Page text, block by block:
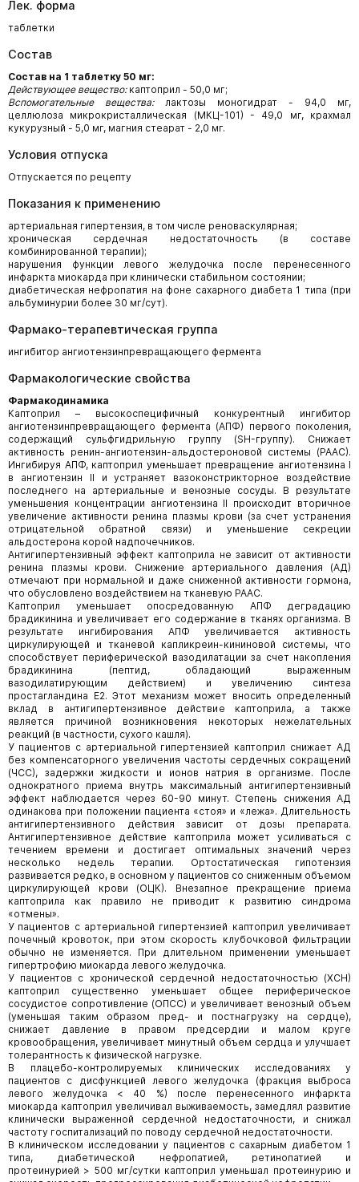
Лек. форма
таблетки
Состав
Состав на 1 таблетку 50 мг:
Действующее вещество:каптоприл - 50,0 мг;
Вспомогательные вещества:лактозы моногидрат - 94,0 мг,
целлюлоза микрокристаллическая (МКЦ-101) - 49,0 мг, крахмал
кукурузный - 5,0 мг, магния стеарат - 2,0 мг.
Условия отпуска
Отпускается по рецепту
Показания к применению
артериальная гипертензия, в том числе реноваскулярная;
хроническая сердечная недостаточность (в составе
комбинированной терапии);
нарушения функции левого желудочка после перенесенного
инфаркта миокарда при клинически стабильном состоянии;
диабетическая нефропатия на фоне сахарного диабета 1 типа (при
альбуминурии более 30 мг/сут).
Фармако-терапевтическая группа
ингибитор ангиотензинпревращающего фермента
Фармакологические свойства
Фармакодинамика
Каптоприл – высокоспецифичный конкурентный ингибитор
ангиотензинпревращающего фермента (АПФ) первого поколения,
содержащий сульфгидрильную группу (SH-группу). Снижает
активность ренин-ангиотензин-альдостероновой системы (РААС).
Ингибируя АПФ, каптоприл уменьшает превращение ангиотензина I
в ангиотензин II и устраняет вазоконстрикторное воздействие
последнего на артериальные и венозные сосуды. В результате
уменьшения концентрации ангиотензина II происходит вторичное
увеличение активности ренина плазмы крови (за счет устранения
отрицательной обратной связи) и уменьшение секреции
альдостерона корой надпочечников.
Антигипертензивный эффект каптоприла не зависит от активности
ренина плазмы крови. Снижение артериального давления (АД)
отмечают при нормальной и даже сниженной активности гормона,
что обусловлено воздействием на тканевую РААС.
Каптоприл уменьшает опосредованную АПФ деградацию
брадикинина и увеличивает его содержание в тканях организма. В
результате ингибирования АПФ увеличивается активность
циркулирующей и тканевой капликреин-кининовой системы, что
способствует периферической вазодилатации за счет накопления
брадикинина (пептид, обладающий выраженным
вазодилатирующим действием) и увеличению синтеза
простагландина Е2. Этот механизм может вносить определенный
вклад в антигипертензивное действие каптоприла, а также
является причиной возникновения некоторых нежелательных
реакций (в частности, сухого кашля).
У пациентов с артериальной гипертензией каптоприл снижает АД
без компенсаторного увеличения частоты сердечных сокращений
(ЧСС), задержки жидкости и ионов натрия в организме. После
однократного приема внутрь максимальный антигипертензивный
эффект наблюдается через 60-90 минут. Степень снижения АД
одинакова при положении пациента «стоя» и «лежа». Длительность
антигипертензивного действия зависит от дозы препарата.
Антигипертензивное действие каптоприла может усиливаться с
течением времени и достигает оптимальных значений через
несколько недель терапии. Ортостатическая гипотензия
развивается редко, в основном у пациентов со сниженным объемом
циркулирующей крови (ОЦК). Внезапное прекращение приема
каптоприла как правило не приводит к развитию синдрома
«отмены».
У пациентов с артериальной гипертензией каптоприл увеличивает
почечный кровоток, при этом скорость клубочковой фильтрации
обычно не изменяется. При длительном применении уменьшает
гипертрофию миокарда левого желудочка.
У пациентов с хронической сердечной недостаточностью (ХСН)
каптоприл существенно уменьшает общее периферическое
сосудистое сопротивление (ОПСС) и увеличивает венозный объем
(уменьшая таким образом пред- и постнагрузку на сердце),
снижает давление в правом предсердии и малом круге
кровообращения, увеличивает минутный объем сердца и улучшает
толерантность к физической нагрузке.
В плацебо-контролируемых клинических исследованиях у
пациентов с дисфункцией левого желудочка (фракция выброса
левого желудочка < 40 %) после перенесенного инфаркта
миокарда каптоприл увеличивал выживаемость, замедлял развитие
клинически выраженной сердечной недостаточности, и снижал
частоту госпитализаций по поводу сердечной недостаточности.
В клиническом исследовании у пациентов с сахарным диабетом 1
типа, диабетической нефропатией, ретинопатией и
протеинурией > 500 мг/сутки каптоприл уменьшал протеинурию и